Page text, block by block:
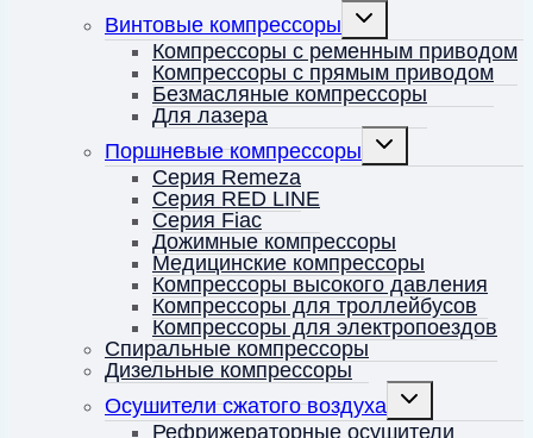
Винтовые компрессоры
Переключить
меню
Компрессоры с ременным приводом
Компрессоры с прямым приводом
Безмасляные компрессоры
Для лазера
Поршневые компрессоры
Переключить
Серия Remeza
Серия RED LINE
Серия Fiac
Дожимные компрессоры
Медицинские компрессоры
Компрессоры высокого давления
Компрессоры для троллейбусов
Компрессоры для электропоездов
Спиральные компрессоры
Дизельные компрессоры
Осушители сжатого воздуха
Переключить
меню
Рефрижераторные осушители